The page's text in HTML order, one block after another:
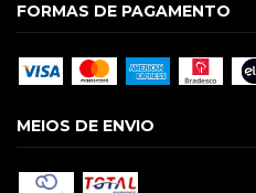
FORMAS DE PAGAMENTO
MEIOS DE ENVIO